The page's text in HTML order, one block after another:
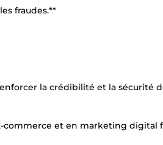
fraudes.**
la crédibilité et la sécurité
commerce et en marketing